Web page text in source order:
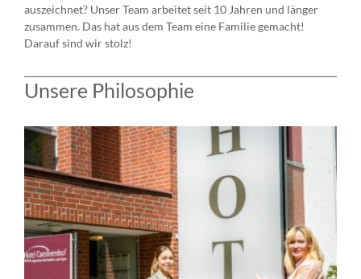
auszeichnet? Unser Team arbeitet seit 10 Jahren und länger
zusammen. Das hat aus dem Team eine Familie gemacht!
Darauf sind wir stolz!
Unsere Philosophie